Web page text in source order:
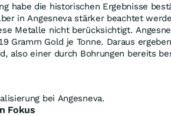
habe die historischen Ergebnisse
in Angesneva stärker beachtet
Metalle nicht berücksichtigt.
Gramm Gold je Tonne. Daraus
also einer durch Bohrungen bereits
bei Angesneva.
Fokus